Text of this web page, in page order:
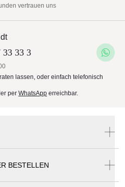
vertrauen uns
33 33 3
lassen, oder einfach telefonisch
per WhatsApp erreichbar.
Gartenliege
BESTELLEN